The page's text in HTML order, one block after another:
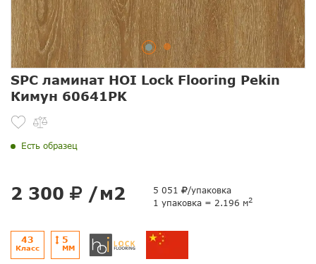
SPC ламинат HOI Lock Flooring Pekin
Кимун 60641PK
Есть образец
2 300 /м2 5 051
/упаковка
1 упаковка = 2.196 м2
43
Класс
5
ММ